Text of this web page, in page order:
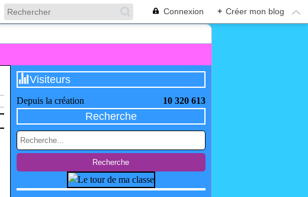
Connexion + Créer mon blog
Visiteurs
Depuis la création 10 320 613
Recherche